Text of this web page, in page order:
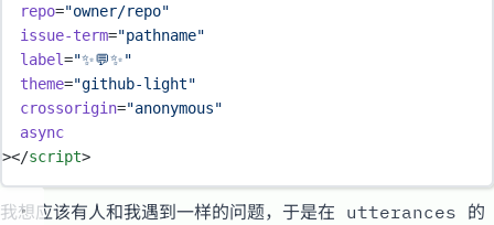
repo="owner/repo"
issue-term="pathname"
label="✨💬✨"
theme="github-light"
crossorigin="anonymous"
async
></script>
我想应该有人和我遇到一样的问题，于是在 utterances 的